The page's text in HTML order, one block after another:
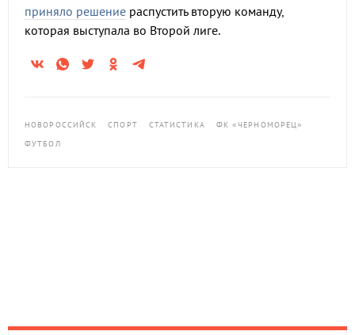
приняло решение распустить вторую команду,
которая выступала во Второй лиге.
НОВОРОССИЙСК СПОРТ СТАТИСТИКА
ФК «ЧЕРНОМОРЕЦ»
ФУТБОЛ